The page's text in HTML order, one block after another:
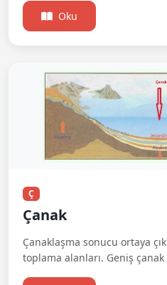
Oku
Ç
Çanak
Çanaklaşma sonucu ortaya
toplama alanları. Geniş